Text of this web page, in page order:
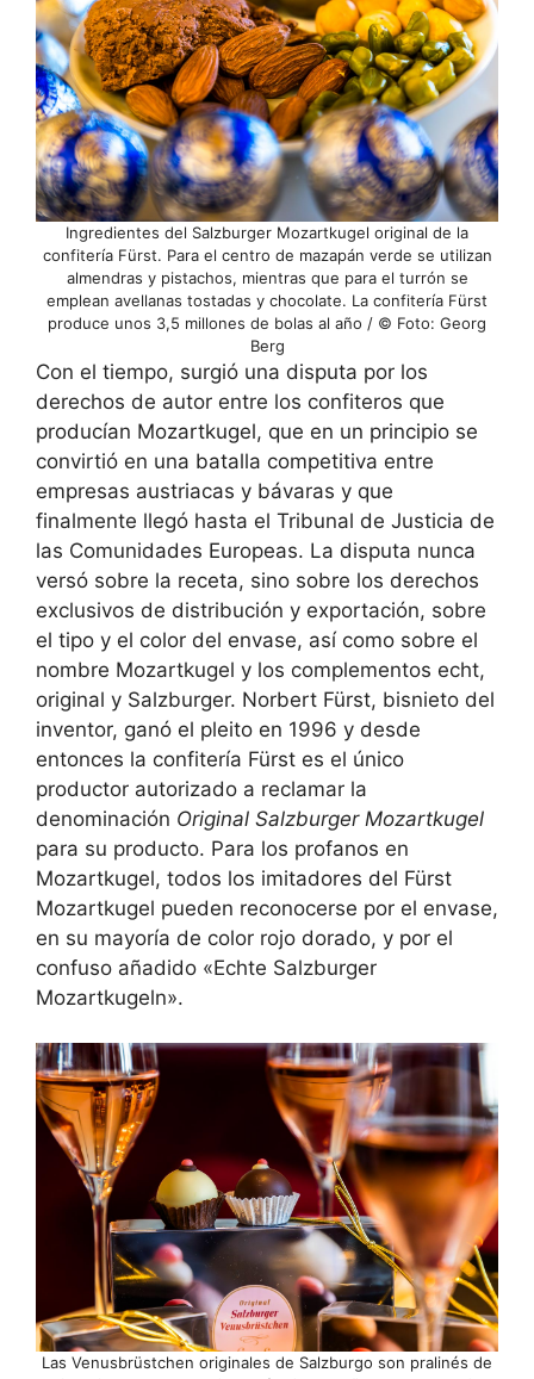
Ingredientes del Salzburger Mozartkugel original de la
confitería Fürst. Para el centro de mazapán verde se utilizan
almendras y pistachos, mientras que para el turrón se
emplean avellanas tostadas y chocolate. La confitería Fürst
produce unos 3,5 millones de bolas al año / © Foto: Georg
Berg
Con el tiempo, surgió una disputa por los
derechos de autor entre los confiteros que
producían Mozartkugel, que en un principio se
convirtió en una batalla competitiva entre
empresas austriacas y bávaras y que
finalmente llegó hasta el Tribunal de Justicia de
las Comunidades Europeas. La disputa nunca
versó sobre la receta, sino sobre los derechos
exclusivos de distribución y exportación, sobre
el tipo y el color del envase, así como sobre el
nombre Mozartkugel y los complementos echt,
original y Salzburger. Norbert Fürst, bisnieto del
inventor, ganó el pleito en 1996 y desde
entonces la confitería Fürst es el único
productor autorizado a reclamar la
denominación Original Salzburger Mozartkugel
para su producto. Para los profanos en
Mozartkugel, todos los imitadores del Fürst
Mozartkugel pueden reconocerse por el envase,
en su mayoría de color rojo dorado, y por el
confuso añadido «Echte Salzburger
Mozartkugeln».
Las Venusbrüstchen originales de Salzburgo son pralinés de